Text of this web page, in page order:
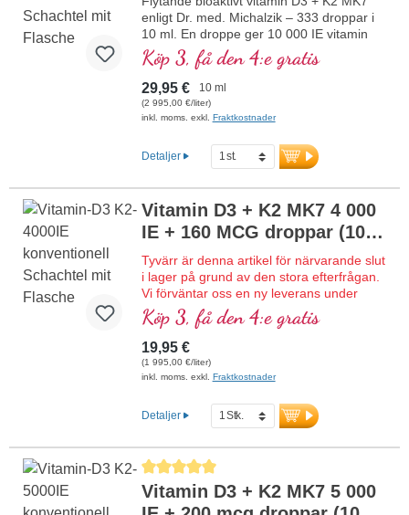
tillsatser och laboratorietestat. Utvecklat
av läkare.
mer information om vitamin D3 + K2
enligt Dr. med. Michalzik – 333 droppar i
10 ml. En droppe ger 10 000 IE vitamin
D3 och 200 μg K2 (MK7 all-trans). Högsta
premiumkvalitet av högkvalitativt
vegetariskt specialråmaterial i optimal
kombination med särskilt bioaktiv all-trans
K2-form. Upplöst i skyddande, pesticidfritt
biotillgänglighet. Denna optimala
kombination bidrar till att bibehålla normal
normala funktion. Tillverkat i Tyskland
utan genteknik i egen kontrollerad
produktion som funnits i 25 år, vegetariskt
utan tillsatser och laboratorietestat.
Utvecklat av läkare.
mer information om vitamin D3 + K2
Köp 3, få den 4:e gratis
29,95 € 10 ml
(2 995,00 €/liter)
inkl. moms. exkl. Fraktkostnader
Detaljer
Vitamin D3 + K2 MK7 4 000
IE + 160 MCG droppar (10
ml)NY
Tyvärr är denna artikel för närvarande slut
i lager på grund av den stora efterfrågan.
Vi förväntar oss en ny leverans under
kalendervecka 34/2026.
Flytande bioaktivt vitamin D3 + K2 MK7
enligt Dr. med. Michalzik – 333 droppar i
10 ml. En droppe ger 4 000 IE vitamin D3
och 160 μg K2 (MK7 all-trans). Högsta
vegetariskt specialråmaterial i optimal
kombination med den särskilt bioaktiva all-
pesticidfritt odlad kokos-MCT-olja för
bättre biotillgänglighet. Denna optimala
kombination bidrar till att bibehålla normal
benstomme, bidrar till normal
Köp 3, få den 4:e gratis
19,95 €
(1 995,00 €/liter)
inkl. moms. exkl. Fraktkostnader
Detaljer
Genomsnittligt betyg på 5 av 5 stjärnor
Vitamin D3 + K2 MK7 5 000